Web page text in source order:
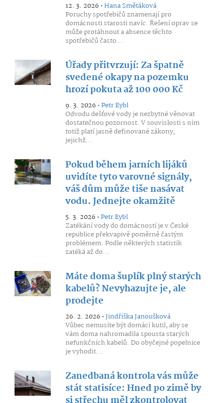
12. 3. 2026 •Hana Smětáková
Poruchy spotřebičů znamenají pro
domácnosti starosti navíc. Řešení oprav se
může protáhnout a absence těchto
spotřebičů často...
Úřady přitvrzují: Za špatně
svedené okapy na pozemku
hrozí pokuta až 100 000 Kč
9. 3. 2026 •Petr Eybl
Odvodu dešťové vody je nezbytné věnovat
dostatečnou pozornost. V souvislosti s ním
totiž platí jasně definované zákony,
jejichž...
Pokud během jarních lijáků
uvidíte tyto varovné signály,
váš dům může tiše nasávat
vodu. Jednejte okamžitě
5. 3. 2026 •Petr Eybl
Zatékání vody do domácností je v České
republice překvapivě poměrně častým
problémem. Podle některých statistik
zatéká až do...
Máte doma šuplík plný starých
kabelů? Nevyhazujte je, ale
prodejte
26. 2. 2026 •Jindřiška Janoušková
Vůbec nemusíte být domácí kutil, aby se
vám doma nahromadila spousta starých
nefunkčních kabelů. Do obyčejné popelnice
je vyhodit...
Zanedbaná kontrola vás může
stát statisíce: Hned po zimě by